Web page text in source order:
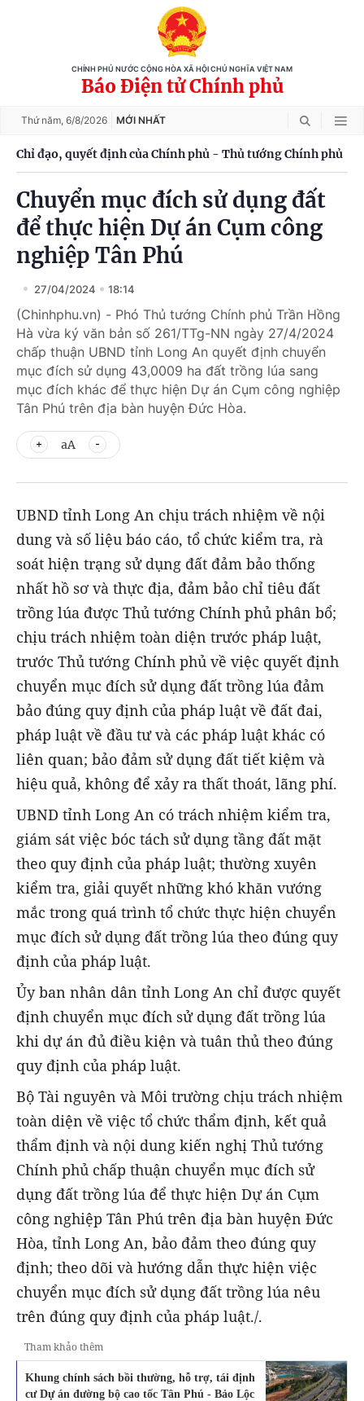
CHÍNH PHỦ NƯỚC CỘNG HÒA XÃ HỘI CHỦ NGHĨA VIỆT NAM
Báo Điện tử Chính phủ
Thứ năm, 6/8/2026 MỚI NHẤT
Chỉ đạo, quyết định của Chính phủ - Thủ tướng Chính phủ
Chuyển mục đích sử dụng đất
để thực hiện Dự án Cụm công
nghiệp Tân Phú
27/04/2024 18:14
(Chinhphu.vn) - Phó Thủ tướng Chính phủ Trần Hồng
Hà vừa ký văn bản số 261/TTg-NN ngày 27/4/2024
chấp thuận UBND tỉnh Long An quyết định chuyển
mục đích sử dụng 43,0009 ha đất trồng lúa sang
mục đích khác để thực hiện Dự án Cụm công nghiệp
Tân Phú trên địa bàn huyện Đức Hòa.
aA
UBND tỉnh Long An chịu trách nhiệm về nội
dung và số liệu báo cáo, tổ chức kiểm tra, rà
soát hiện trạng sử dụng đất đảm bảo thống
nhất hồ sơ và thực địa, đảm bảo chỉ tiêu đất
trồng lúa được Thủ tướng Chính phủ phân bổ;
chịu trách nhiệm toàn diện trước pháp luật,
trước Thủ tướng Chính phủ về việc quyết định
chuyển mục đích sử dụng đất trồng lúa đảm
bảo đúng quy định của pháp luật về đất đai,
pháp luật về đầu tư và các pháp luật khác có
liên quan; bảo đảm sử dụng đất tiết kiệm và
hiệu quả, không để xảy ra thất thoát, lãng phí.
UBND tỉnh Long An có trách nhiệm kiểm tra,
giám sát việc bóc tách sử dụng tầng đất mặt
theo quy định của pháp luật; thường xuyên
kiểm tra, giải quyết những khó khăn vướng
mắc trong quá trình tổ chức thực hiện chuyển
mục đích sử dụng đất trồng lúa theo đúng quy
định của pháp luật.
Ủy ban nhân dân tỉnh Long An chỉ được quyết
định chuyển mục đích sử dụng đất trồng lúa
khi dự án đủ điều kiện và tuân thủ theo đúng
quy định của pháp luật.
Bộ Tài nguyên và Môi trường chịu trách nhiệm
toàn diện về việc tổ chức thẩm định, kết quả
thẩm định và nội dung kiến nghị Thủ tướng
Chính phủ chấp thuận chuyển mục đích sử
dụng đất trồng lúa để thực hiện Dự án Cụm
công nghiệp Tân Phú trên địa bàn huyện Đức
Hòa, tỉnh Long An, bảo đảm theo đúng quy
định; theo dõi và hướng dẫn thực hiện việc
chuyển mục đích sử dụng đất trồng lúa nêu
trên đúng quy định của pháp luật./.
Tham khảo thêm
Khung chính sách bồi thường, hỗ trợ, tái định
cư Dự án đường bộ cao tốc Tân Phú - Bảo Lộc